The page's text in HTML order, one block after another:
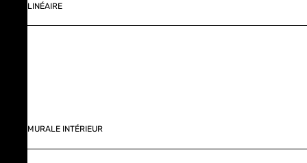
LINÉAIRE
MURALE INTÉRIEUR